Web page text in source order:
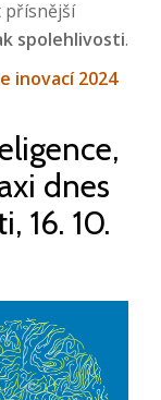
přísnější
spolehlivosti.
inovací 2024
dnes
16. 10.